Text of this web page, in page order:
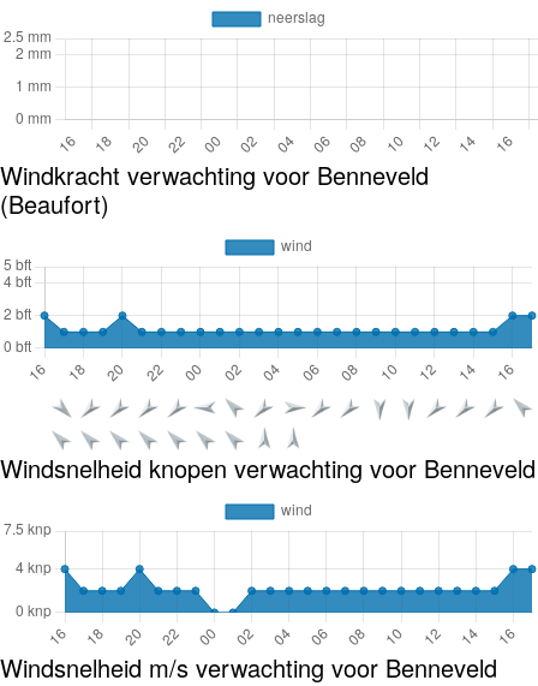
Windkracht verwachting voor Benneveld
(Beaufort)
Windsnelheid knopen verwachting voor Benneveld
Windsnelheid m/s verwachting voor Benneveld